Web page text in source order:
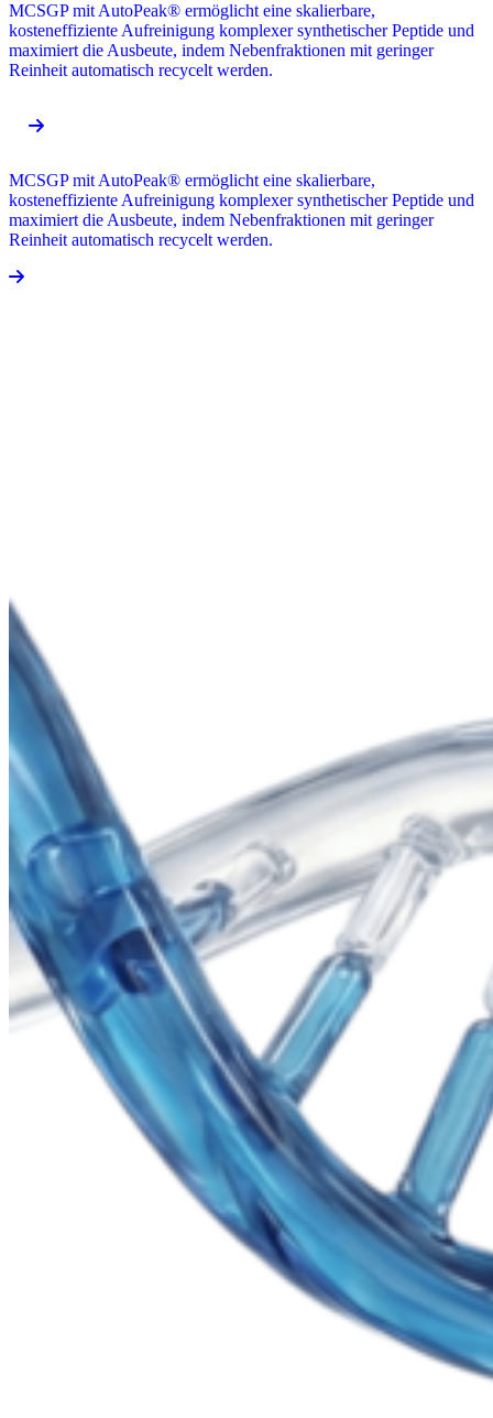
MCSGP mit AutoPeak® ermöglicht eine skalierbare,
kosteneffiziente Aufreinigung komplexer synthetischer Peptide und
maximiert die Ausbeute, indem Nebenfraktionen mit geringer
Reinheit automatisch recycelt werden.
MCSGP mit AutoPeak® ermöglicht eine skalierbare,
kosteneffiziente Aufreinigung komplexer synthetischer Peptide und
maximiert die Ausbeute, indem Nebenfraktionen mit geringer
Reinheit automatisch recycelt werden.